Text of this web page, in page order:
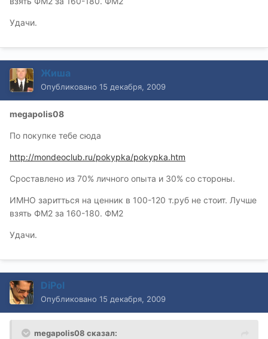
Удачи.
Жиша
Опубликовано 15 декабря, 2009
megapolis08
По покупке тебе сюда
http://mondeoclub.ru/pokypka/pokypka.htm
Сроставлено из 70% личного опыта и 30% со стороны.
ИМНО заритться на ценник в 100-120 т.руб не стоит. Лучше
взять ФМ2 за 160-180. ФМ2
Удачи.
DiPol
Опубликовано 15 декабря, 2009
megapolis08 сказал: